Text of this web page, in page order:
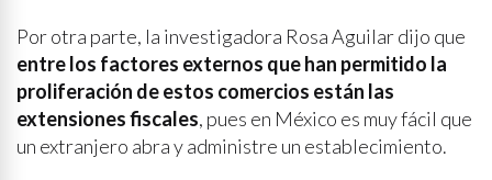
Por otra parte, la investigadora Rosa Aguilar dijo que
entre los factores externos que han permitido la
proliferación de estos comercios están las
extensiones fiscales, pues en México es muy fácil que
un extranjero abra y administre un establecimiento.